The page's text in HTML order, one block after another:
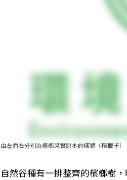
由左而右分別為檳榔果實原本的樣貌（檳榔子
自然谷種有一排整齊的檳榔樹